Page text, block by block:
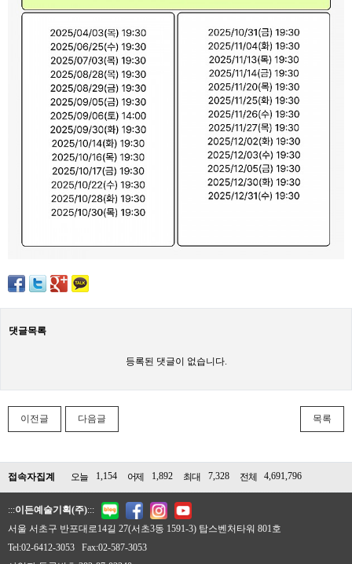
댓글목록
등록된 댓글이 없습니다.
이전글 다음글 목록
접속자집계 오늘 1,154 어제 1,892 최대 7,328 전체 4,691,796
:::이든예술기획(주):::
서울 서초구 반포대로14길 27(서초3동 1591-3) 탑스벤처타워 801호
Tel:02-6412-3053 Fax:02-587-3053